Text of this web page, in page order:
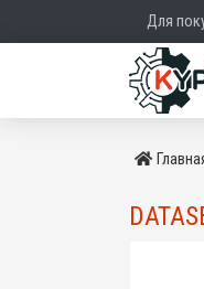
Для